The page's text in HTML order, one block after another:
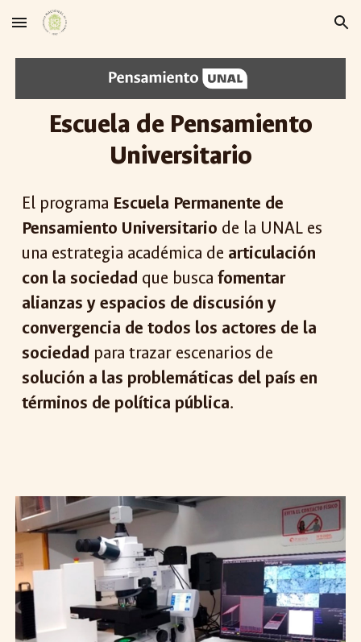
Skip to main content Skip to navigation
Escuela de Pensamiento
Universitario
El programa Escuela Permanente de
Pensamiento Universitario de la UNAL es
una estrategia académica de articulación
con la sociedad que buscafomentar
alianzas y espacios de discusión y
convergencia de todos los actores de la
sociedad para trazar escenarios de
solución a las problemáticas del país en
términos de política pública.